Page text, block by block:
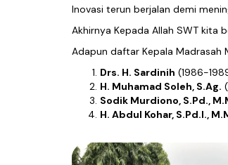
Inovasi terun berjalan demi
Akhirnya Kepada Allah SWT kita
Adapun daftar Kepala Madrasah
Drs. H. Sardinih (1986-
H. Muhamad Soleh, S.Ag.
Sodik Murdiono, S.Pd.,
H. Abdul Kohar, S.Pd.I.,